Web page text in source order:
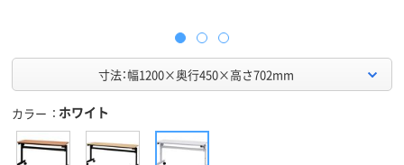
寸法：幅1200×奥行450×高さ702mm
カラー ホワイト